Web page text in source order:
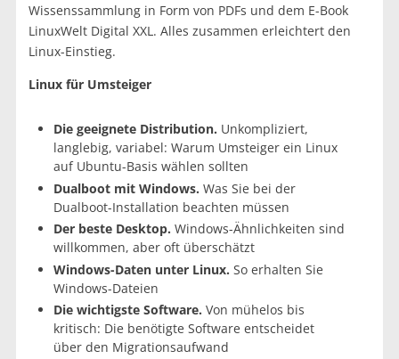
Wissenssammlung in Form von PDFs und dem E-Book
LinuxWelt Digital XXL. Alles zusammen erleichtert den
Linux-Einstieg.
Linux für Umsteiger
Die geeignete Distribution. Unkompliziert,
langlebig, variabel: Warum Umsteiger ein Linux
auf Ubuntu-Basis wählen sollten
Dualboot mit Windows. Was Sie bei der
Dualboot-Installation beachten müssen
Der beste Desktop. Windows-Ähnlichkeiten sind
willkommen, aber oft überschätzt
Windows-Daten unter Linux. So erhalten Sie
Windows-Dateien
Die wichtigste Software. Von mühelos bis
kritisch: Die benötigte Software entscheidet
über den Migrationsaufwand